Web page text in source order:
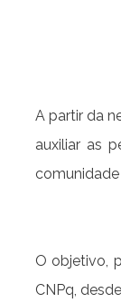
A partir da
auxiliar as
O objetivo,
CNPq,